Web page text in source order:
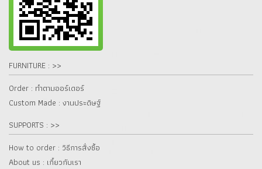
FURNITURE : >>
Order : ทำตามออร์เดอร์
Custom Made : งานประดิษฐ์
SUPPORTS : >>
How to order : วิธีการสั่งซื้อ
About us : เกี๋ยวกับเรา